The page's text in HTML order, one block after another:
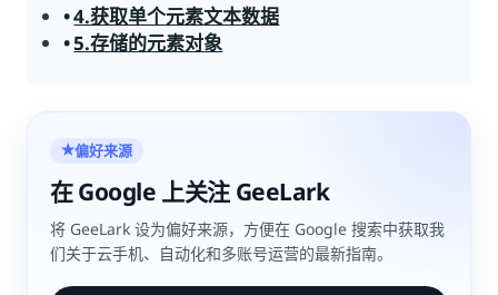
4.获取单个元素文本数据
5.存储的元素对象
★偏好来源
在 Google 上关注 GeeLark
将 GeeLark 设为偏好来源，方便在 Google 搜索中获取我
们关于云手机、自动化和多账号运营的最新指南。